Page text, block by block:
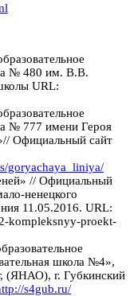
№ 480 им. В.В.
URL:
№ 777 имени Героя
Официальный сайт
goryachaya_liniya/
// Официальный
ненецкого
11.05.2016. URL:
kompleksnyy-proekt-
школа №4»,
(ЯНАО), г. Губкинский
s4gub.ru/